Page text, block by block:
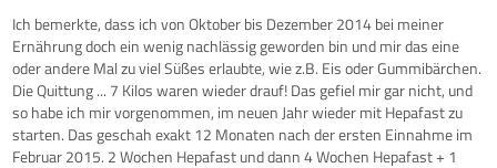
Ich bemerkte, dass ich von Oktober bis Dezember 2014 bei meiner
Ernährung doch ein wenig nachlässig geworden bin und mir das eine
oder andere Mal zu viel Süßes erlaubte, wie z.B. Eis oder Gummibärchen.
Die Quittung ... 7 Kilos waren wieder drauf! Das gefiel mir gar nicht, und
so habe ich mir vorgenommen, im neuen Jahr wieder mit Hepafast zu
starten. Das geschah exakt 12 Monaten nach der ersten Einnahme im
Februar 2015. 2 Wochen Hepafast und dann 4 Wochen Hepafast + 1